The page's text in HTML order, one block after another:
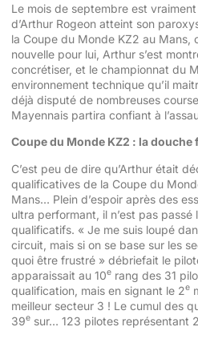
Le mois de septembre est
d’Arthur Rogeon atteint son
la Coupe du Monde KZ2 au Mans,
nouvelle pour lui, Arthur s’est
concrétiser, et le championnat du
environnement technique qu’il
déjà disputé de nombreuses
Mayennais partira confiant à
Coupe du Monde KZ2 : la douche
C’est peu de dire qu’Arthur était
qualificatives de la Coupe du
Mans… Plein d’espoir après des
ultra performant, il n’est pas passé
qualificatifs. « Je me suis loupé
circuit, mais si on se base sur les
quoi être frustré » débriefait le
apparaissait au 10e rang des 31
qualification, mais en signant le 2e
meilleur secteur 3 ! Le cumul des
39e sur… 123 pilotes représentant